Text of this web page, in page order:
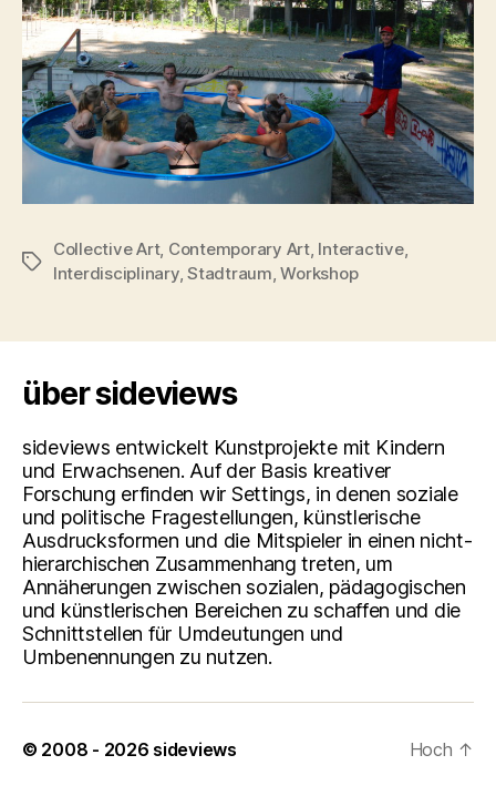
Schlagwörter
Collective Art, Contemporary Art, Interactive,
Interdisciplinary,Stadtraum,Workshop
über sideviews
sideviews entwickelt Kunstprojekte mit Kindern
und Erwachsenen. Auf der Basis kreativer
Forschung erfinden wir Settings, in denen soziale
und politische Fragestellungen, künstlerische
Ausdrucksformen und die Mitspieler in einen nicht-
hierarchischen Zusammenhang treten, um
Annäherungen zwischen sozialen, pädagogischen
und künstlerischen Bereichen zu schaffen und die
Schnittstellen für Umdeutungen und
Umbenennungen zu nutzen.
© 2008 - 2026 sideviews Hoch ↑